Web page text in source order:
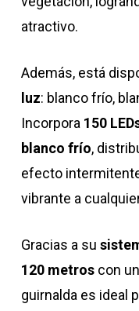
atractivo.
Además, está
luz: blanco frío,
Incorpora 150
blanco frío,
efecto
vibrante a
Gracias a su
120 metroscon
guirnalda es ideal